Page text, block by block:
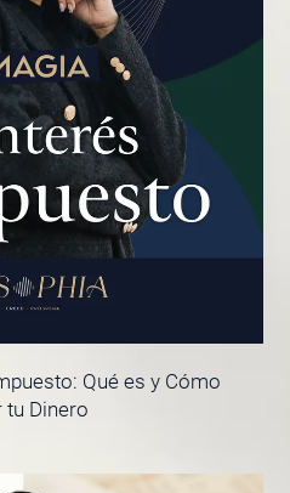
Qué es y Cómo
tu Dinero